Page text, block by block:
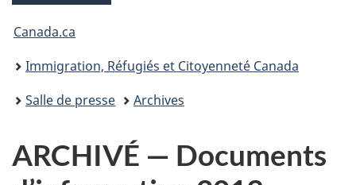
Vous
êtes
ici :
Canada.ca
Immigration, Réfugiés et Citoyenneté Canada
Salle de presse
Archives
ARCHIVÉ — Documents